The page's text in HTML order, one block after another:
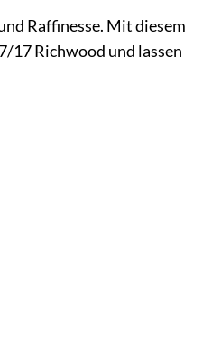
Raffinesse. Mit diesem
17 Richwood und lassen